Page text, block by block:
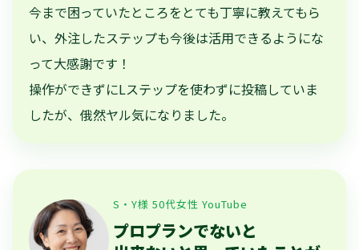
今まで困っていたところをとても丁寧に教えてもら
い、外注したステップも今後は活用できるようにな
って大感謝です！
操作ができずにLステップを使わずに投稿していま
したが、俄然ヤル気になりました。
S・Y様 50代女性 YouTube
プロプランでないと